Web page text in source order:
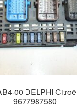
00 DELPHI
9677987580